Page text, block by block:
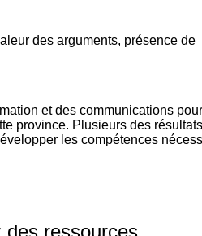
des arguments, présence de
et des communications
province. Plusieurs des résultats
les compétences
des ressources